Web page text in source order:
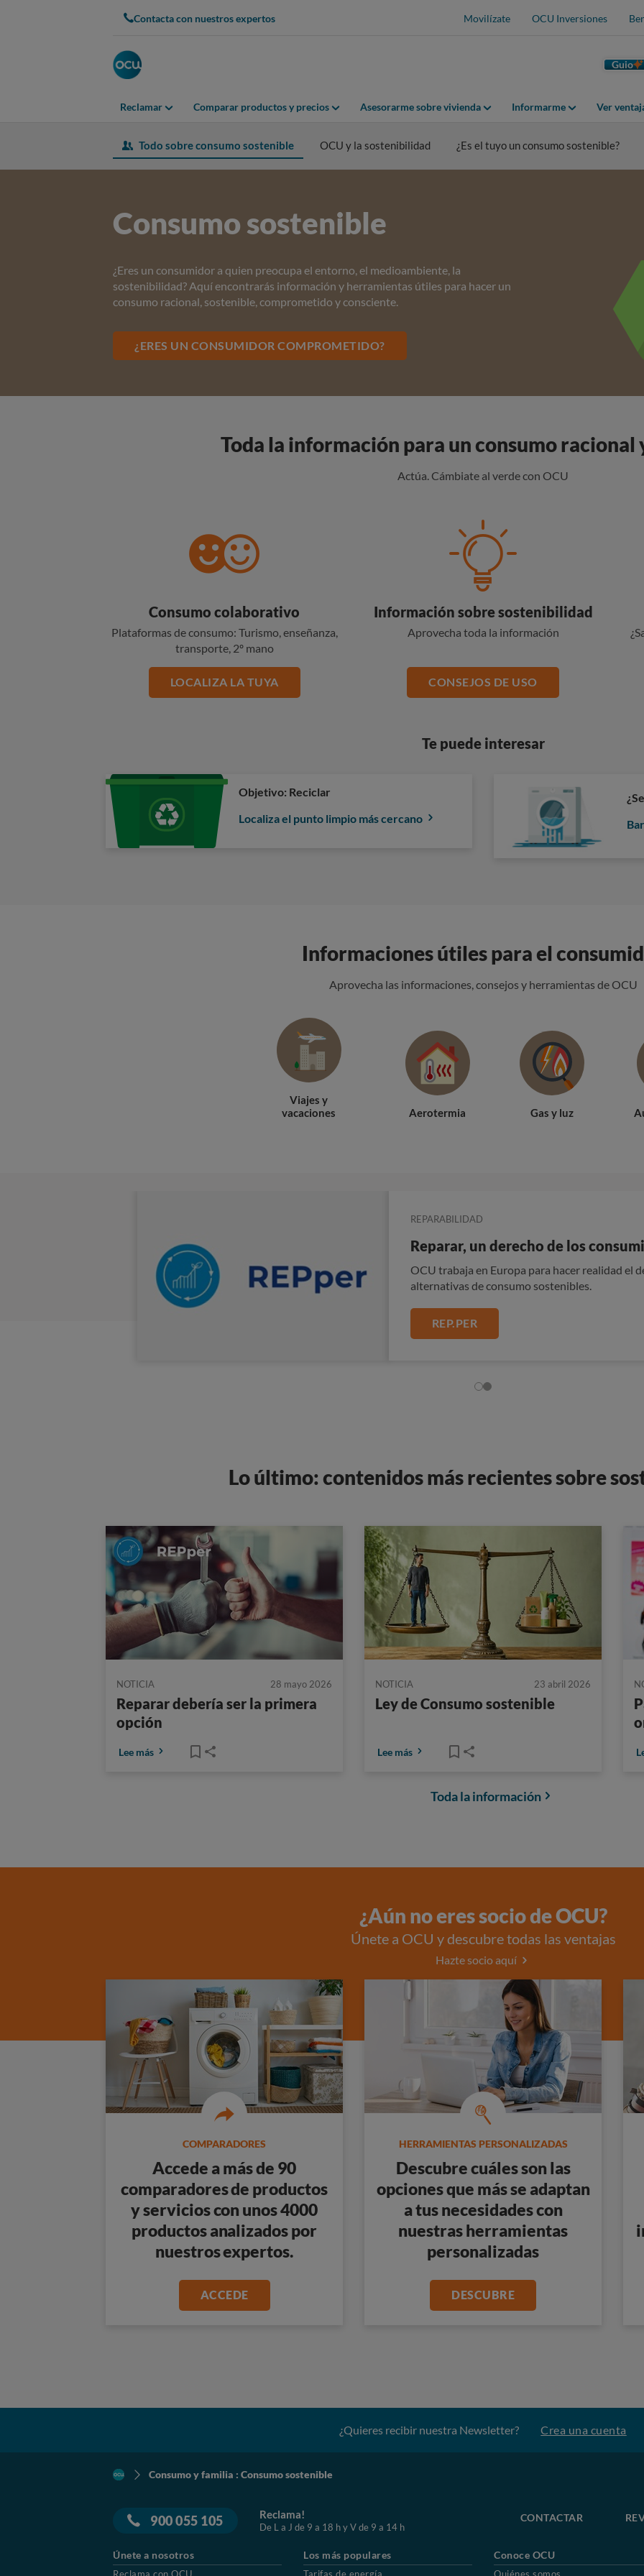
Contacta con nuestros expertos Movilízate OCU Inversiones
Guio
Reclamar Comparar productos y precios Asesorarme sobre vivienda Informarme Ver
Todo sobre consumo sostenible OCU y la sostenibilidad ¿Es el tuyo un consumo sostenible?
Consumo sostenible
¿Eres un consumidor a quien preocupa el entorno, el medioambiente, la
sostenibilidad? Aquí encontrarás información y herramientas útiles para hacer un
consumo racional, sostenible, comprometido y consciente.
¿ERES UN CONSUMIDOR COMPROMETIDO?
Toda la información para un consumo racional
Actúa. Cámbiate al verde con OCU
Consumo colaborativo
Plataformas de consumo: Turismo, enseñanza,
transporte, 2º mano
LOCALIZA LA TUYA
Información sobre sostenibilidad
Aprovecha toda la información
CONSEJOS DE USO
Te puede interesar
Objetivo: Reciclar
Localiza el punto limpio más cercano
Informaciones útiles para el
Aprovecha las informaciones, consejos y herramientas de OCU
Viajes y
vacaciones
Aerotermia Gas y luz
PROSUMIDORES
Plataformas de consumo
Información actualizada sobre alternativas de
vivienda, cusos, ocio, compraventa...
TODA LA INFORMACIÓN
REPARABILIDAD
Reparar, un derecho de los
OCU trabaja en Europa para hacer realidad el
alternativas de consumo sostenibles.
REP.PER
Lo último: contenidos más recientes sobre
NOTICIA 28 mayo 2026
Reparar debería ser la primera
opción
Lee más
NOTICIA 23 abril 2026
Ley de Consumo sostenible
Lee más
Toda la información
¿Aún no eres socio de OCU?
Únete a OCU y descubre todas las ventajas
Hazte socio aquí
COMPARADORES
Accede a más de 90
comparadores de productos
y servicios con unos 4000
productos analizados por
nuestros expertos.
ACCEDE
HERRAMIENTAS PERSONALIZADAS
Descubre cuáles son las
opciones que más se adaptan
a tus necesidades con
nuestrasherramientas
personalizadas
DESCUBRE
¿Quieres recibir nuestra Newsletter? Crea una cuenta
Consumo y familia : Consumo sostenible
900 055 105 Reclama!
De L a J de 9 a 18 h y V de 9 a 14 h
CONTACTAR
Únete a nosotros
Los más populares
Conoce OCU